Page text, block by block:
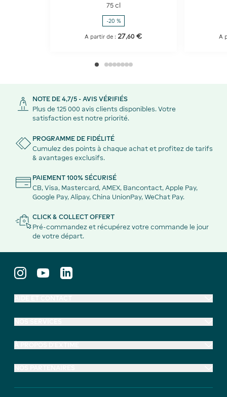
75 cl
-20 %
A partir de : 27,60 € A
NOTE DE 4,7/5 - AVIS VÉRIFIÉS
Plus de 125 000 avis clients disponibles. Votre
satisfaction est notre priorité.
PROGRAMME DE FIDÉLITÉ
Cumulez des points à chaque achat et profitez de tarifs
& avantages exclusifs.
PAIEMENT 100% SÉCURISÉ
CB, Visa, Mastercard, AMEX, Bancontact, Apple Pay,
Google Pay, Alipay, China UnionPay, WeChat Pay.
CLICK & COLLECT OFFERT
Pré-commandez et récupérez votre commande le jour
de votre départ.